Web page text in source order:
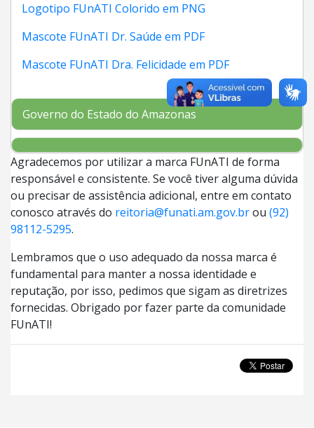
Logotipo FUnATI Colorido em PNG
Mascote FUnATI Dr. Saúde em PDF
Mascote FUnATI Dra. Felicidade em PDF
Governo do Estado do Amazonas
Agradecemos por utilizar a marca FUnATI de forma
responsável e consistente. Se você tiver alguma dúvida
ou precisar de assistência adicional, entre em contato
conosco através do reitoria@funati.am.gov.brou (92)
98112-5295.
Lembramos que o uso adequado da nossa marca é
fundamental para manter a nossa identidade e
reputação, por isso, pedimos que sigam as diretrizes
fornecidas. Obrigado por fazer parte da comunidade
FUnATI!